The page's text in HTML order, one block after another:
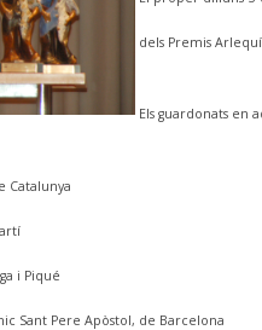
dels Premis
Els guardonats en
Catalunya
i Piqué
Sant Pere Apòstol, de Barcelona